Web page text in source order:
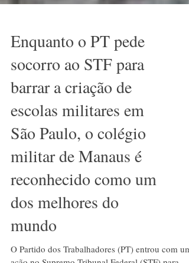
Enquanto o PT pede
socorro ao STF para
barrar a criação de
escolas militares em
São Paulo, o colégio
militar de Manaus é
reconhecido como um
dos melhores do
mundo